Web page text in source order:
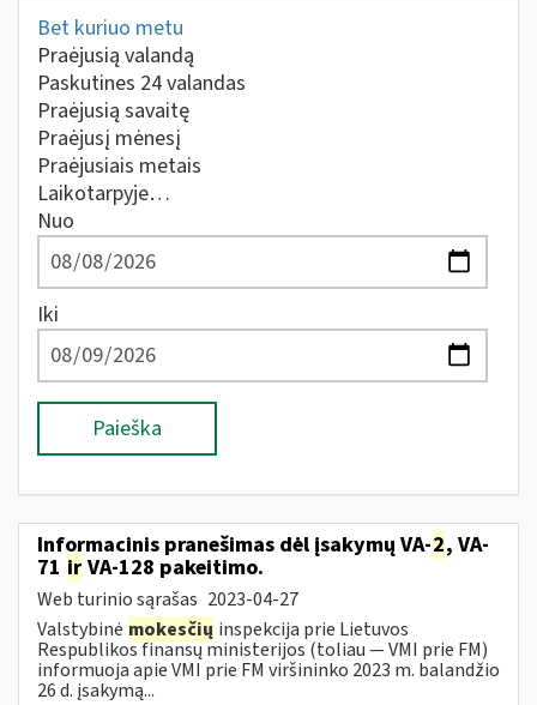
Bet kuriuo metu
Praėjusią valandą
Paskutines 24 valandas
Praėjusią savaitę
Praėjusį mėnesį
Praėjusiais metais
Laikotarpyje…
Nuo
Iki
Paieška
Informacinis pranešimas dėl įsakymų VA-2, VA-
71 ir VA-128 pakeitimo.
Web turinio sąrašas 2023-04-27
Valstybinė mokesčių inspekcija prie Lietuvos
Respublikos finansų ministerijos (toliau ― VMI prie FM)
informuoja apie VMI prie FM viršininko 2023 m. balandžio
26 d. įsakymą...